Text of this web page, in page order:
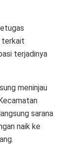
terkait
terjadinya
meninjau
sarana
naik ke